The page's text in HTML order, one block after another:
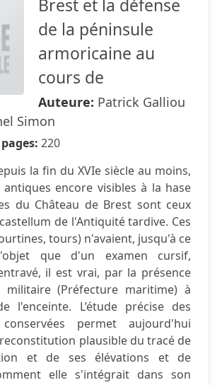
Brest et la défense
de la péninsule
armoricaine au
cours de
Auteure: Patrick Galliou
Simon
220
la fin du XVIe siècle au moins,
antiques encore visibles à la hase
du Château de Brest sont ceux
de l'Antiquité tardive. Ces
tours) n'avaient, jusqu'à ce
que d'un examen cursif,
il est vrai, par la présence
militaire (Préfecture maritime) à
l'enceinte. L’étude précise des
permet aujourd'hui
plausible du tracé de
et de ses élévations et de
elle s'intégrait dans son